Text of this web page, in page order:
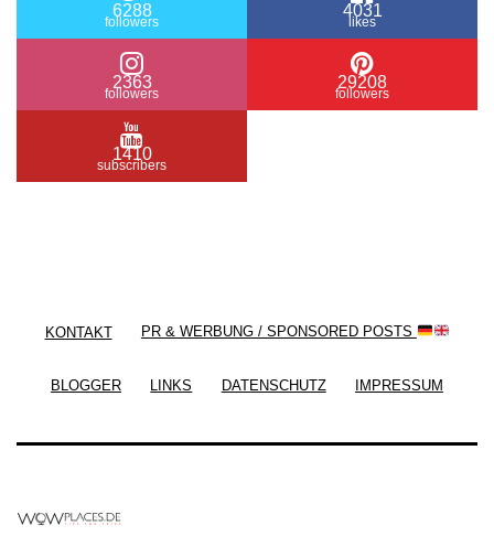
6288
followers
4031
likes
2363
followers
29208
followers
1410
subscribers
KONTAKT PR & WERBUNG / SPONSORED POSTS
BLOGGER LINKS DATENSCHUTZ IMPRESSUM